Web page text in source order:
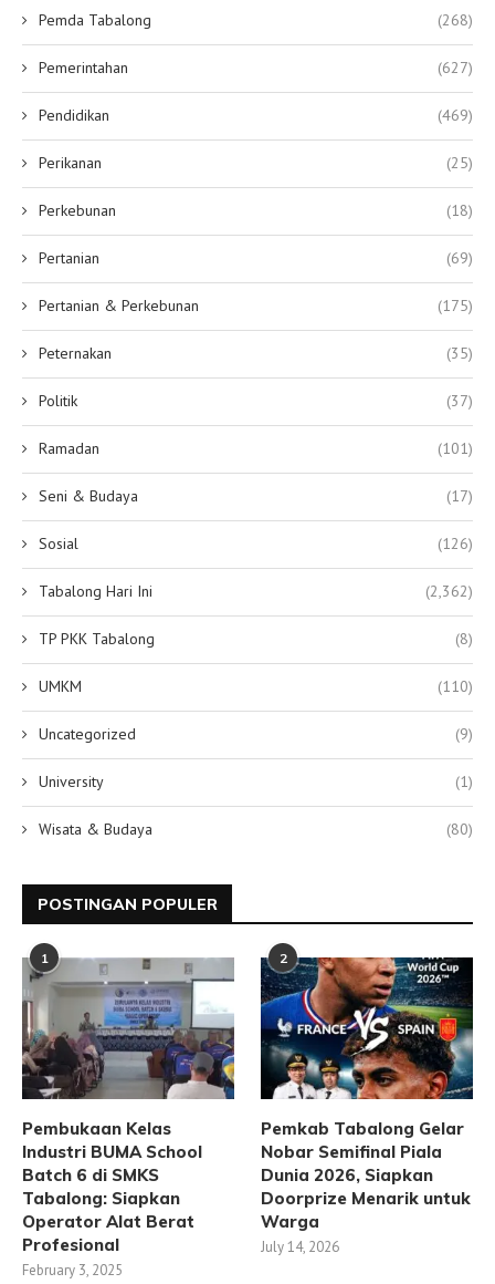
Pemda Tabalong (268)
Pemerintahan (627)
Pendidikan (469)
Perikanan (25)
Perkebunan (18)
Pertanian (69)
Pertanian & Perkebunan (175)
Peternakan (35)
Politik (37)
Ramadan (101)
Seni & Budaya (17)
Sosial (126)
Tabalong Hari Ini (2,362)
TP PKK Tabalong (8)
UMKM (110)
Uncategorized (9)
University (1)
Wisata & Budaya (80)
POSTINGAN POPULER
1
Pembukaan Kelas
Industri BUMA School
Batch 6 di SMKS
Tabalong: Siapkan
Operator Alat Berat
Profesional
February 3, 2025
2
Pemkab Tabalong Gelar
Nobar Semifinal Piala
Dunia 2026, Siapkan
Doorprize Menarik untuk
Warga
July 14, 2026